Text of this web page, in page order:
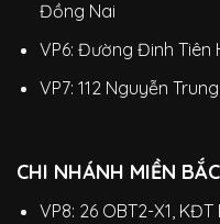
Đồng Nai
VP6: Đường Đinh Tiên
VP7: 112 Nguyễn
CHI NHÁNH MIỀN BẮC
VP8: 26 OBT2-X1,